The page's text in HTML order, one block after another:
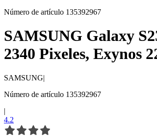
Número de artículo 135392967
SAMSUNG Galaxy
2340 Pixeles, Exynos
SAMSUNG|
Número de artículo 135392967
|
4.2